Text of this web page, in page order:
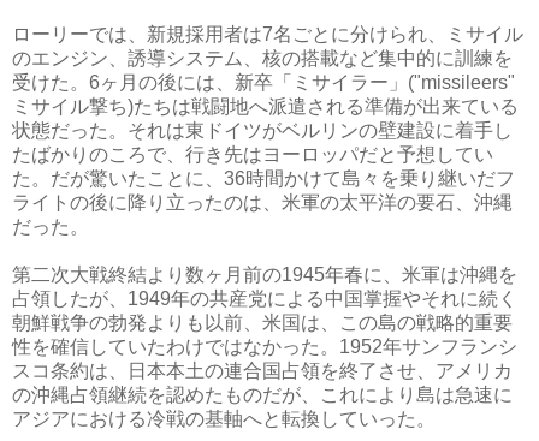
ローリーでは、新規採用者は7名ごとに分けられ、ミサイル
のエンジン、誘導システム、核の搭載など集中的に訓練を
受けた。6ヶ月の後には、新卒「ミサイラー」("missileers"
ミサイル撃ち)たちは戦闘地へ派遣される準備が出来ている
状態だった。それは東ドイツがベルリンの壁建設に着手し
たばかりのころで、行き先はヨーロッパだと予想してい
た。だが驚いたことに、36時間かけて島々を乗り継いだフ
ライトの後に降り立ったのは、米軍の太平洋の要石、沖縄
だった。
第二次大戦終結より数ヶ月前の1945年春に、米軍は沖縄を
占領したが、1949年の共産党による中国掌握やそれに続く
朝鮮戦争の勃発よりも以前、米国は、この島の戦略的重要
性を確信していたわけではなかった。1952年サンフランシ
スコ条約は、日本本土の連合国占領を終了させ、アメリカ
の沖縄占領継続を認めたものだが、これにより島は急速に
アジアにおける冷戦の基軸へと転換していった。